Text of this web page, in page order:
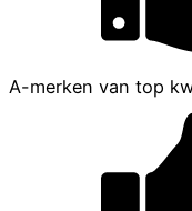
A-merken van top